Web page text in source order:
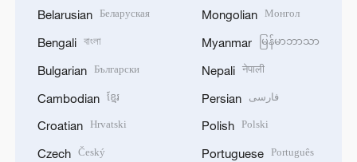
Belarusian Беларуская
Bengali বাংলা
Bulgarian Български
Cambodian ខ្មែរ
Croatian Hrvatski
Czech Český
Mongolian Монгол
Myanmar မြန်မာဘာသာ
Nepali नेपाली
Persian فارسی
Polish Polski
Portuguese Português